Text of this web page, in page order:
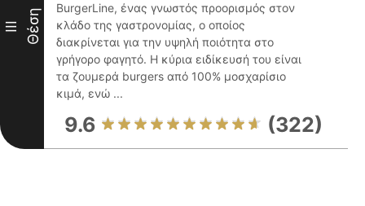
III Θέση
BurgerLine, ένας γνωστός προορισμός στον
κλάδο της γαστρονομίας, ο οποίος
διακρίνεται για την υψηλή ποιότητα στο
γρήγορο φαγητό. Η κύρια ειδίκευσή του είναι
τα ζουμερά burgers από 100% μοσχαρίσιο
κιμά, ενώ ...
9.6 (322)